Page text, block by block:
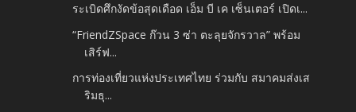
ระเบิดศึกงัดข้อสุดเดือด เอ็ม บี เค เซ็นเตอร์ เปิดเ...
“FriendZSpace ก๊วน 3 ซ่า ตะลุยจักรวาล” พร้อม
เสิร์ฟ...
การท่องเที่ยวแห่งประเทศไทย ร่วมกับ สมาคมส่งเส
ริมธุ...